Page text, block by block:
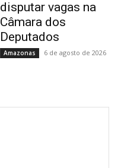
disputar vagas na
Câmara dos
Deputados
Amazonas 6 de agosto de 2026